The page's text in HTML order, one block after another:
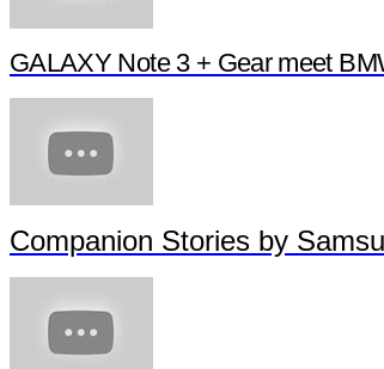
GALAXY Note 3 + Gear meet
Companion Stories by